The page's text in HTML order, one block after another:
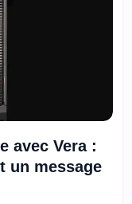
avec Vera :
un message